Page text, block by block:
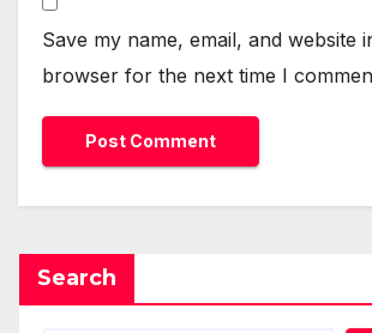
Save my name, email, and website
browser for the next time I
Search